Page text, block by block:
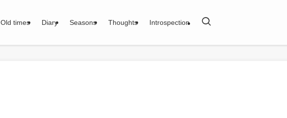
Old times Diary Seasons Thoughts Introspection